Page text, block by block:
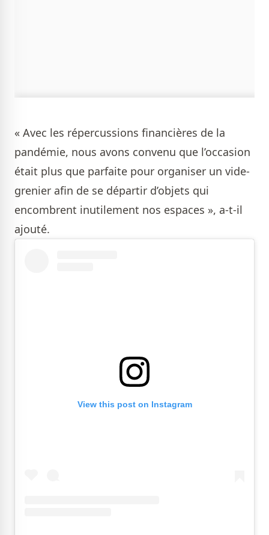
« Avec les répercussions financières de la
pandémie, nous avons convenu que l’occasion
était plus que parfaite pour organiser un vide-
grenier afin de se départir d’objets qui
encombrent inutilement nos espaces », a-t-il
ajouté.
View this post on Instagram